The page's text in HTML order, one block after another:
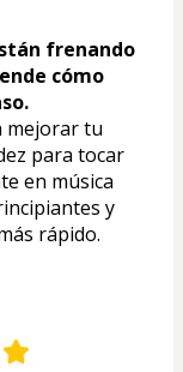
frenando
cómo
para tocar
en música
y
rápido.